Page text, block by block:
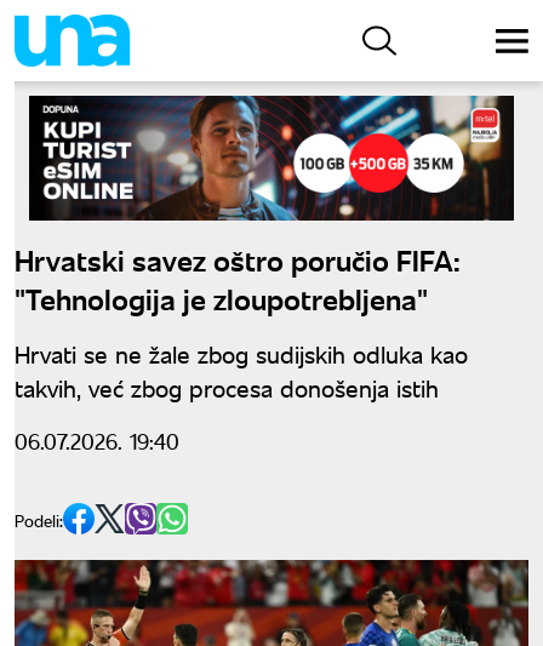
Hrvatski savez oštro poručio FIFA:
"Tehnologija je zloupotrebljena"
Hrvati se ne žale zbog sudijskih odluka kao
takvih, već zbog procesa donošenja istih
06.07.2026. 19:40
Podeli: